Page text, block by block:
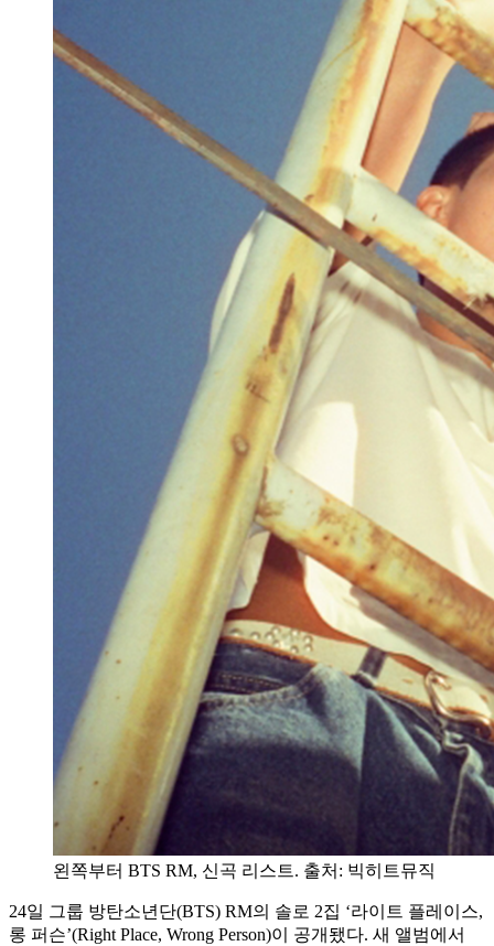
왼쪽부터 BTS RM, 신곡 리스트. 출처: 빅히트뮤직
24일 그룹 방탄소년단(BTS) RM의 솔로 2집 ‘라이트 플레이스,
롱 퍼슨’(Right Place, Wrong Person)이 공개됐다. 새 앨범에서